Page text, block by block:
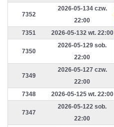
7352
2026-05-134 czw.
22:00
7351 2026-05-132 wt. 22:00
7350
2026-05-129 sob.
22:00
7349
2026-05-127 czw.
22:00
7348 2026-05-125 wt. 22:00
7347
2026-05-122 sob.
22:00